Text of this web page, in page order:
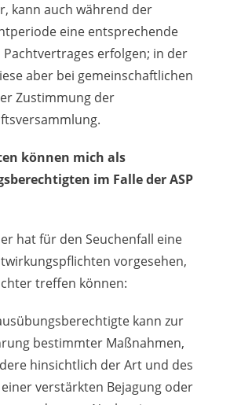
kann auch während der
eine entsprechende
Pachtvertrages erfolgen; in der
aber bei gemeinschaftlichen
Zustimmung der
können mich als
im Falle der ASP
hat für den Seuchenfall eine
vorgesehen,
treffen können:
kann zur
bestimmter Maßnahmen,
hinsichtlich der Art und des
verstärkten Bejagung oder